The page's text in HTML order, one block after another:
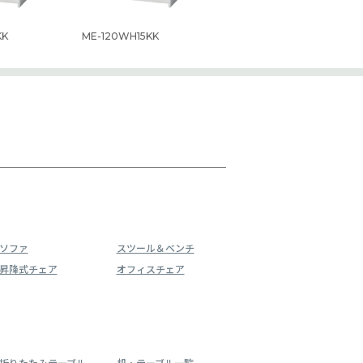
ME-120WH15KK
ファ
スツール＆ベンチ
降式チェア
オフィスチェア